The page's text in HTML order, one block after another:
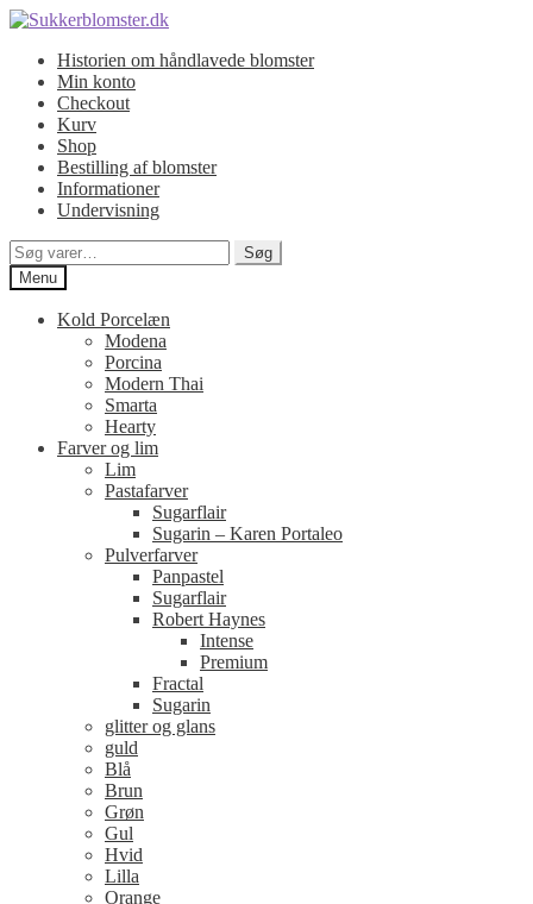
Spring
navigation
Spring
indholdHistorien om håndlavede blomster
Min konto
Checkout
Kurv
Shop
Bestilling af blomster
Informationer
Undervisning
Søg
efter:
Søg
Menu
Kold Porcelæn
Modena
Porcina
Modern Thai
Smarta
Hearty
Farver og lim
Lim
Pastafarver
Sugarflair
Sugarin – Karen Portaleo
Pulverfarver
Panpastel
Sugarflair
Robert Haynes
Intense
Premium
Fractal
Sugarin
glitter og glans
guld
Blå
Brun
Grøn
Gul
Hvid
Lilla
Orange